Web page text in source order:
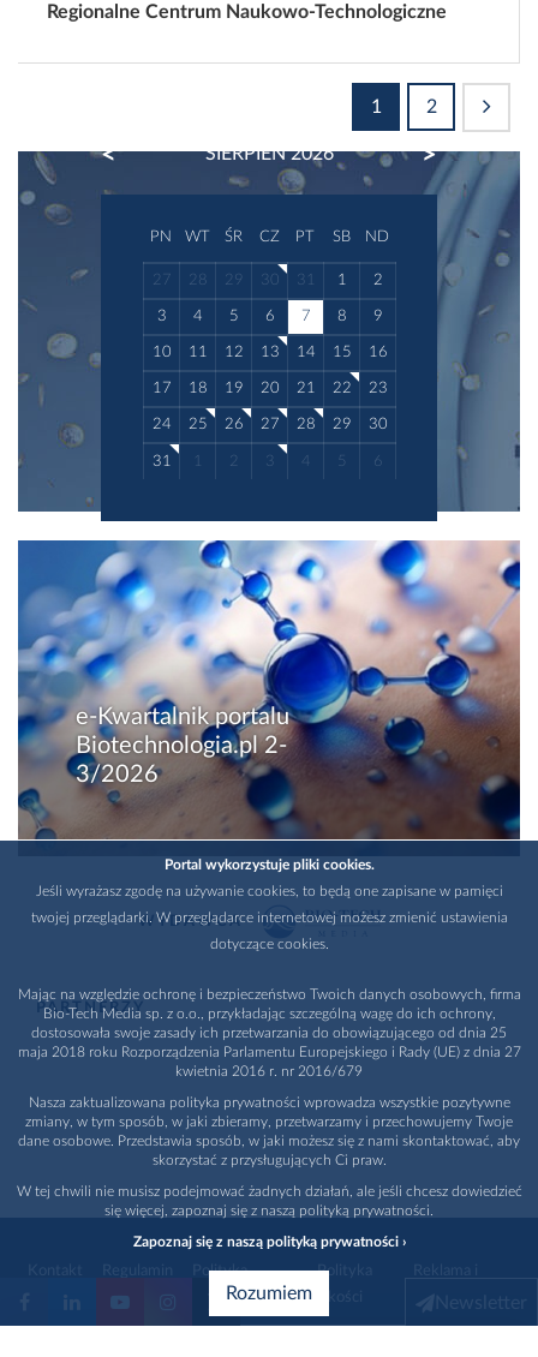
Regionalne Centrum Naukowo-Technologiczne
1 2
SIERPIEŃ 2026
PREVIOUS NEXT
PN WT ŚR CZ PT SB ND
27 28 29 30 31 1 2
3 4 5 6 7 8 9
10 11 12 13 14 15 16
17 18 19 20 21 22 23
24 25 26 27 28 29 30
31 1 2 3 4 5 6
e-Kwartalnik portalu
Biotechnologia.pl 2-
3/2026
WYDAWCA
PARTNERZY
Polityka
prywatności
Polityka
promocja
Portal wykorzystuje pliki cookies.
Jeśli wyrażasz zgodę na używanie cookies, to będą one zapisane w pamięci
twojej przeglądarki. W przeglądarce internetowej możesz zmienić ustawienia
dotyczące cookies.
Mając na względzie ochronę i bezpieczeństwo Twoich danych osobowych, firma
Bio-Tech Media sp. z o.o., przykładając szczególną wagę do ich ochrony,
dostosowała swoje zasady ich przetwarzania do obowiązującego od dnia 25
maja 2018 roku Rozporządzenia Parlamentu Europejskiego i Rady (UE) z dnia 27
kwietnia 2016 r. nr 2016/679
Nasza zaktualizowana polityka prywatności wprowadza wszystkie pozytywne
zmiany, w tym sposób, w jaki zbieramy, przetwarzamy i przechowujemy Twoje
dane osobowe. Przedstawia sposób, w jaki możesz się z nami skontaktować, aby
skorzystać z przysługujących Ci praw.
W tej chwili nie musisz podejmować żadnych działań, ale jeśli chcesz dowiedzieć
się więcej, zapoznaj się z naszą polityką prywatności.
Zapoznaj się z naszą polityką prywatności ›
Rozumiem Newsletter